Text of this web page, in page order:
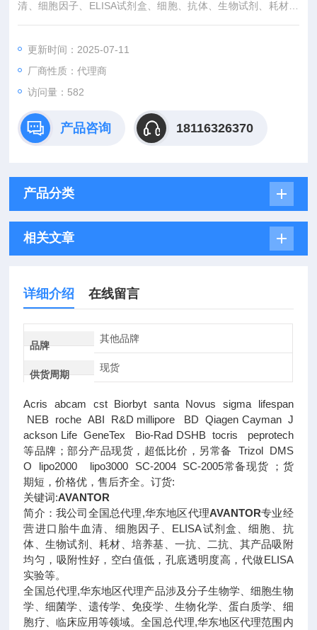
清、细胞因子、ELISA试剂盒、细胞、抗体、生物试剂、耗材、
培养基、一抗、二抗、其产品吸附均匀，吸附性好，空白值低，
更新时间：2025-07-11
厂商性质：代理商
访问量：582
产品咨询 18116326370
产品分类
相关文章
详细介绍 在线留言
品牌
其他品牌
供货周期
现货
Acris abcam cst Biorbyt santa Novus sigma lifespan
NEB roche ABI R&D millipore BD Qiagen Cayman J
ackson Life GeneTex Bio-Rad DSHB tocris peprotech
等品牌；部分产品现货，超低比价，另常备 Trizol DMS
O lipo2000 lipo3000 SC-2004 SC-2005常备现货 ；货
期短，价格优，售后齐全。订货:
关键词:AVANTOR
简介：我公司全国总代理,华东地区代理AVANTOR专业经
营进口胎牛血清、细胞因子、ELISA试剂盒、细胞、抗
体、生物试剂、耗材、培养基、一抗、二抗、其产品吸附
均匀，吸附性好，空白值低，孔底透明度高，代做ELISA
实验等。
全国总代理,华东地区代理产品涉及分子生物学、细胞生物
学、细菌学、遗传学、免疫学、生物化学、蛋白质学、细
胞疗、临床应用等领域。全国总代理,华东地区代理范围内